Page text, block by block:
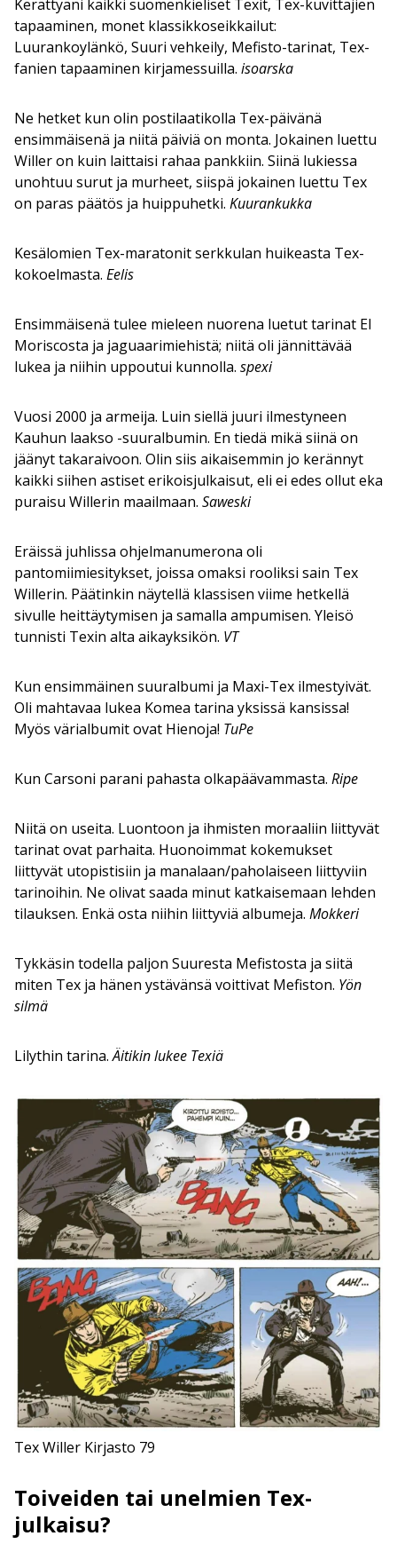
Kerättyäni kaikki suomenkieliset Texit, Tex-kuvittajien
tapaaminen, monet klassikkoseikkailut:
Luurankoylänkö, Suuri vehkeily, Mefisto-tarinat, Tex-
fanien tapaaminen kirjamessuilla. isoarska
Ne hetket kun olin postilaatikolla Tex-päivänä
ensimmäisenä ja niitä päiviä on monta. Jokainen luettu
Willer on kuin laittaisi rahaa pankkiin. Siinä lukiessa
unohtuu surut ja murheet, siispä jokainen luettu Tex
on paras päätös ja huippuhetki. Kuurankukka
Kesälomien Tex-maratonit serkkulan huikeasta Tex-
kokoelmasta. Eelis
Ensimmäisenä tulee mieleen nuorena luetut tarinat El
Moriscosta ja jaguaarimiehistä; niitä oli jännittävää
lukea ja niihin uppoutui kunnolla. spexi
Vuosi 2000 ja armeija. Luin siellä juuri ilmestyneen
Kauhun laakso -suuralbumin. En tiedä mikä siinä on
jäänyt takaraivoon. Olin siis aikaisemmin jo kerännyt
kaikki siihen astiset erikoisjulkaisut, eli ei edes ollut eka
puraisu Willerin maailmaan. Saweski
Eräissä juhlissa ohjelmanumerona oli
pantomiimiesitykset, joissa omaksi rooliksi sain Tex
Willerin. Päätinkin näytellä klassisen viime hetkellä
sivulle heittäytymisen ja samalla ampumisen. Yleisö
tunnisti Texin alta aikayksikön. VT
Kun ensimmäinen suuralbumi ja Maxi-Tex ilmestyivät.
Oli mahtavaa lukea Komea tarina yksissä kansissa!
Myös värialbumit ovat Hienoja! TuPe
Kun Carsoni parani pahasta olkapäävammasta. Ripe
Niitä on useita. Luontoon ja ihmisten moraaliin liittyvät
tarinat ovat parhaita. Huonoimmat kokemukset
liittyvät utopistisiin ja manalaan/paholaiseen liittyviin
tarinoihin. Ne olivat saada minut katkaisemaan lehden
tilauksen. Enkä osta niihin liittyviä albumeja. Mokkeri
Tykkäsin todella paljon Suuresta Mefistosta ja siitä
miten Tex ja hänen ystävänsä voittivat Mefiston. Yön
silmä
Lilythin tarina.Äitikin lukee Texiä
Tex Willer Kirjasto 79
Toiveiden tai unelmien Tex-
julkaisu?